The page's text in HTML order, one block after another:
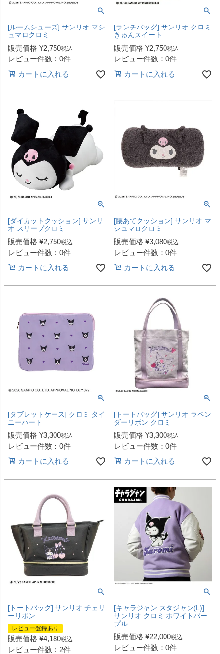
[ルームシューズ] サンリオ マシ
ュマロクロミ
販売価格 ¥2,750税込
レビュー件数：0件
カートに入れる
[ランチバッグ] サンリオ クロミ
きゅんスイート
販売価格 ¥2,750税込
レビュー件数：0件
カートに入れる
[ダイカットクッション] サンリ
オ スリープクロミ
販売価格 ¥2,750税込
レビュー件数：0件
カートに入れる
[腰あてクッション] サンリオ マ
シュマロクロミ
販売価格 ¥3,080税込
レビュー件数：0件
カートに入れる
[タブレットケース] クロミ タイ
ニーハート
販売価格 ¥3,300税込
レビュー件数：0件
カートに入れる
[トートバッグ] サンリオ ラベン
ダーリボン クロミ
販売価格 ¥3,300税込
レビュー件数：0件
カートに入れる
[トートバッグ] サンリオ チェリ
ーリボン
レビュー登録あり
販売価格 ¥4,180税込
レビュー件数：2件
[キャラジャン スタジャン(L)]
サンリオ クロミ ホワイトパー
プル
販売価格 ¥22,000税込
レビュー件数：0件